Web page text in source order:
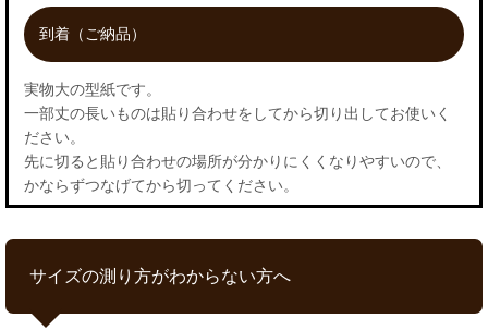
到着（ご納品）
実物大の型紙です。
一部丈の長いものは貼り合わせをしてから切り出してお使いく
ださい。
先に切ると貼り合わせの場所が分かりにくくなりやすいので、
かならずつなげてから切ってください。
サイズの測り方がわからない方へ